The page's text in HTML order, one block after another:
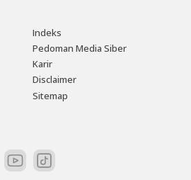
Indeks
Pedoman Media Siber
Karir
Disclaimer
Sitemap